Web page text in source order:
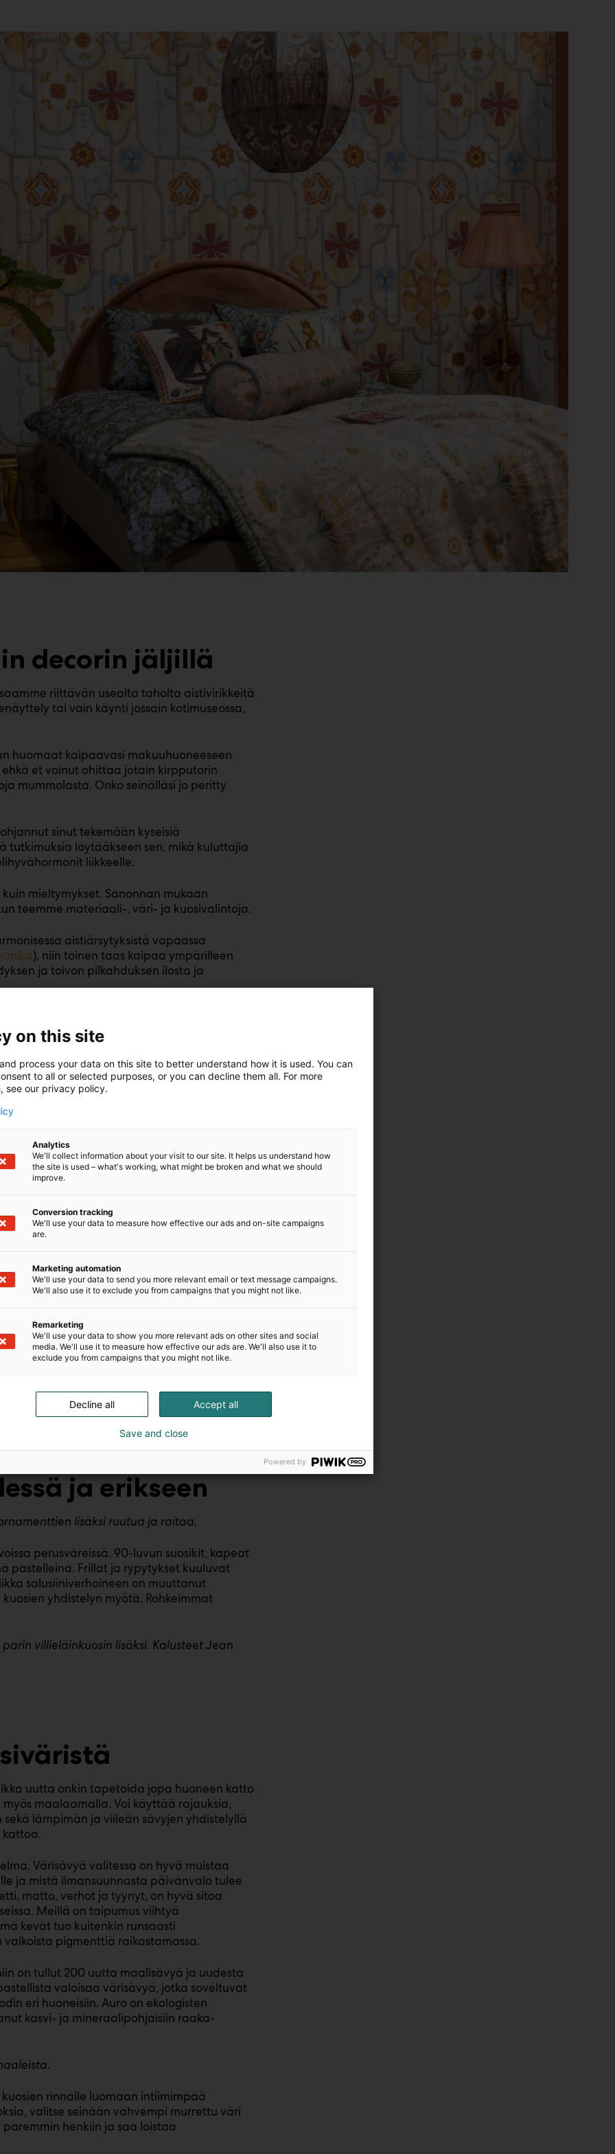
decorin jäljillä
riittävän usealta taholta aistivirikkeitä
tai vain käynti jossain kotimuseossa,
huomaat kaipaavasi makuuhuoneeseen
et voinut ohittaa jotain kirpputorin
mummolasta. Onko seinälläsi jo peritty
sinut tekemään kyseisiä
tutkimuksia löytääkseen sen, mikä kuluttajia
liikkeelle.
mieltymykset. Sanonnan mukaan
teemme materiaali-, väri- ja kuosivalintoja.
aistiärsytyksistä vapaassa
), niin toinen taas kaipaa ympärilleen
ja toivon pilkahduksen ilosta ja
tunnelman
jo tottuneelle jokapäiväistä. Tekoälyn
aikana on mahdollistanut myös
mystiseen maailmaan, jossa
alla oleva kuva Klaus Haapaniemen
eläin hahmo. Bongaatko lehdellä lymyävän
ja niitäkin lennähtelee Trendikodin
ei mystiikkaa puutu. Kerroksellisuus
Lue myös
ja erikseen
lisäksi ruutua ja raitaa.
perusväreissä. 90-luvun suosikit, kapeat
Frillat ja rypytykset kuuluvat
salusiiniverhoineen on muuttanut
yhdistelyn myötä. Rohkeimmat
villieläinkuosin lisäksi. Kalusteet Jean
uutta onkin tapetoida jopa huoneen katto
maalaamalla. Voi käyttää rajauksia,
lämpimän ja viileän sävyjen yhdistelyllä
Värisävyä valitessa on hyvä muistaa
ja mistä ilmansuunnasta päivänvalo tulee
matto, verhot ja tyynyt, on hyvä sitoa
Meillä on taipumus viihtyä
kevät tuo kuitenkin runsaasti
valkoista pigmenttiä raikastamassa.
on tullut 200 uutta maalisävyä ja uudesta
valoisaa värisävyä, jotka soveltuvat
eri huoneisiin. Auro on ekologisten
kasvi- ja mineraalipohjaisiin raaka-
rinnalle luomaan intiimimpää
valitse seinään vahvempi murrettu väri
henkiin ja saa loistaa
on this site
process your data on this site to better understand how it is used. You can
to all or selected purposes, or you can decline them all. For more
see our privacy policy.
Analytics
We'll collect information about your visit to our site. It helps us understand how
the site is used – what's working, what might be broken and what we should
improve.
Conversion tracking
We'll use your data to measure how effective our ads and on-site campaigns
are.
Marketing automation
We'll use your data to send you more relevant email or text message campaigns.
We'll also use it to exclude you from campaigns that you might not like.
Remarketing
We'll use your data to show you more relevant ads on other sites and social
media. We'll use it to measure how effective our ads are. We'll also use it to
exclude you from campaigns that you might not like.
Accept all
Decline all
Save and close
Powered by